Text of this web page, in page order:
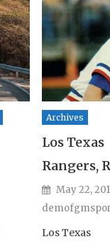
Archives
Los Texas
Rangers,
Posted on
May 22,
Los Texas